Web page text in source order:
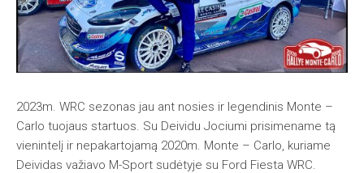
2023m. WRC sezonas jau ant nosies ir legendinis Monte –
Carlo tuojaus startuos. Su Deividu Jociumi prisimename tą
vienintelį ir nepakartojamą 2020m. Monte – Carlo, kuriame
Deividas važiavo M-Sport sudėtyje su Ford Fiesta WRC.